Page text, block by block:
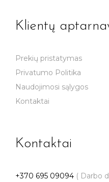
Klientų
Prekių pristatymas
Privatumo Politika
Naudojimosi sąlygos
Kontaktai
Kontaktai
+370 695 09094 ( Darbo